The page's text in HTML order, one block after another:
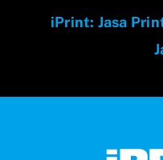
iPrint: Jasa